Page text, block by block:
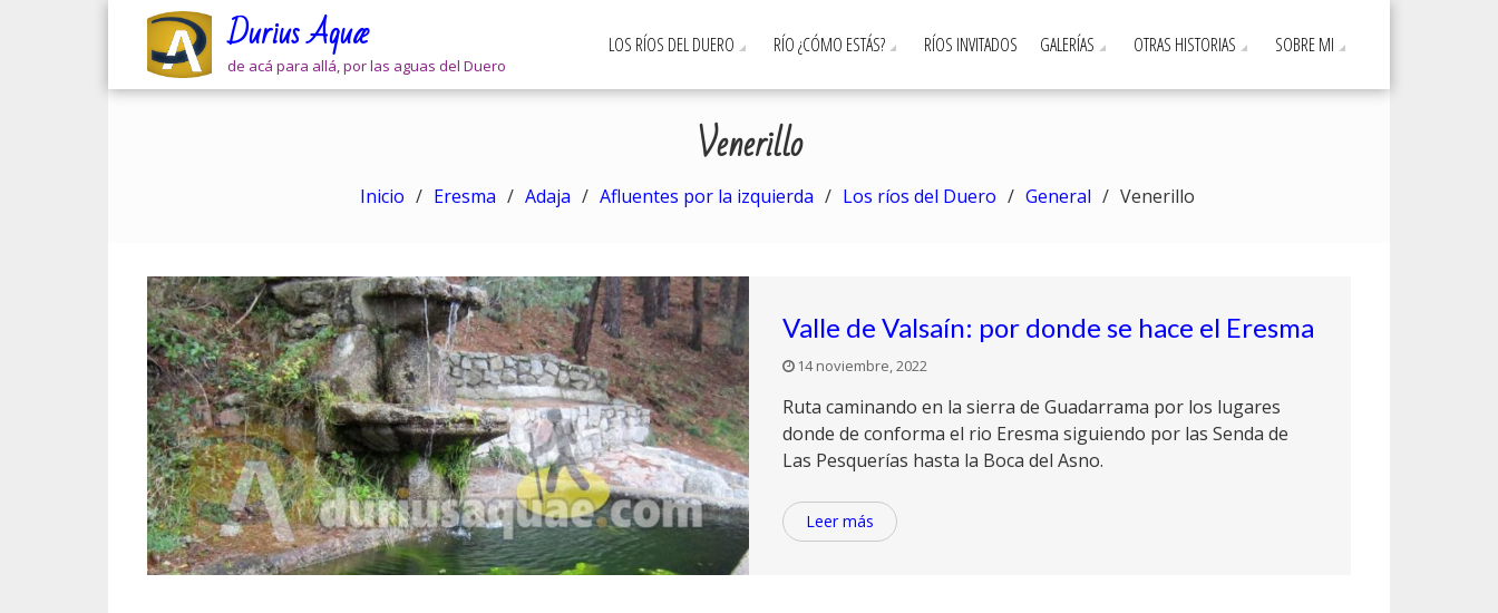
Durius Aquæ
de acá para allá, por las aguas del Duero
LOS RÍOS DEL DUERO RÍO ¿CÓMO ESTÁS? RÍOS INVITADOS GALERÍAS OTRAS HISTORIAS SOBRE MI
Venerillo
Inicio Eresma Adaja Afluentes por la izquierda Los ríos del Duero General Venerillo
Valle de Valsaín: por donde se hace el Eresma
14 noviembre, 2022
Ruta caminando en la sierra de Guadarrama por los lugares
donde de conforma el rio Eresma siguiendo por las Senda de
Las Pesquerías hasta la Boca del Asno.
Leer más